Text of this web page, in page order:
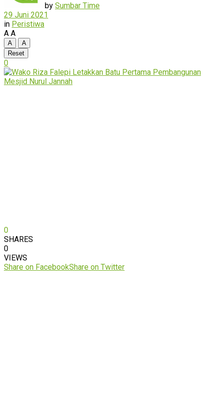
by Sumbar Time
29 Juni 2021
in Peristiwa
A A
A
A
Reset
0
0
SHARES
0
VIEWS
Share on FacebookShare on Twitter